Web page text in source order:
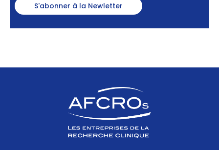
S'abonner à la Newletter